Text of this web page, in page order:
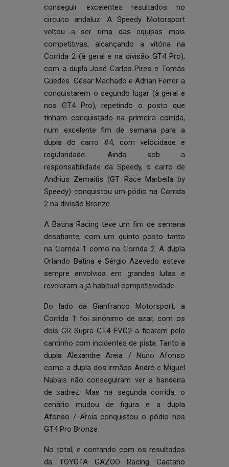
conseguir excelentes resultados no
circuito andaluz. A Speedy Motorsport
voltou a ser uma das equipas mais
competitivas, alcançando a vitória na
Corrida 2 (à geral e na divisão GT4 Pro),
com a dupla José Carlos Pires e Tomás
Guedes. César Machado e Adrian Ferrer a
conquistarem o segundo lugar (à geral e
nos GT4 Pro), repetindo o posto que
tinham conquistado na primeira corrida,
num excelente fim de semana para a
dupla do carro #4, com velocidade e
regularidade. Ainda sob a
responsabilidade da Speedy, o carro de
Andrius Zemaitis (GT Race Marbella by
Speedy) conquistou um pódio na Corrida
2 na divisão Bronze.
A Batina Racing teve um fim de semana
desafiante, com um quinto posto tanto
na Corrida 1 como na Corrida 2. A dupla
Orlando Batina e Sérgio Azevedo esteve
sempre envolvida em grandes lutas e
revelaram a já habitual competitividade.
Do lado da Gianfranco Motorsport, a
Corrida 1 foi sinónimo de azar, com os
dois GR Supra GT4 EVO2 a ficarem pelo
caminho com incidentes de pista. Tanto a
dupla Alexandre Areia / Nuno Afonso
como a dupla dos irmãos André e Miguel
Nabais não conseguiram ver a bandeira
de xadrez. Mas na segunda corrida, o
cenário mudou de figura e a dupla
Afonso / Areia conquistou o pódio nos
GT4 Pro Bronze.
No total, e contando com os resultados
da TOYOTA GAZOO Racing Caetano